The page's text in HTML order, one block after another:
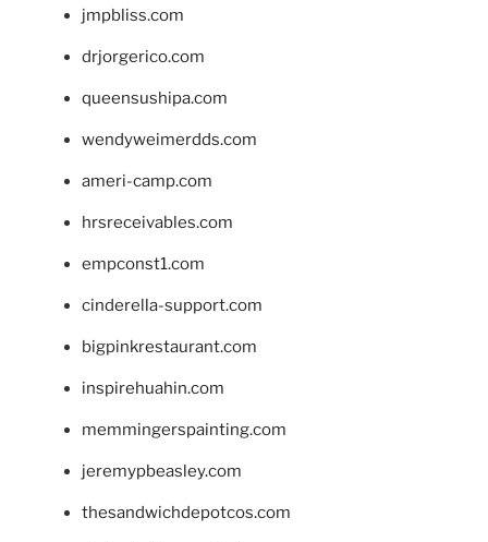
jmpbliss.com
drjorgerico.com
queensushipa.com
wendyweimerdds.com
ameri-camp.com
hrsreceivables.com
empconst1.com
cinderella-support.com
bigpinkrestaurant.com
inspirehuahin.com
memmingerspainting.com
jeremypbeasley.com
thesandwichdepotcos.com